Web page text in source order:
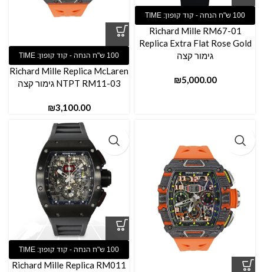
Richard Mille RM67-01
Replica Extra Flat Rose Gold
גימור קצה
₪
Richard Mille Replica McLaren
NTPT RM11-03 גימור קצה
₪
Richard Mille Replica RM011